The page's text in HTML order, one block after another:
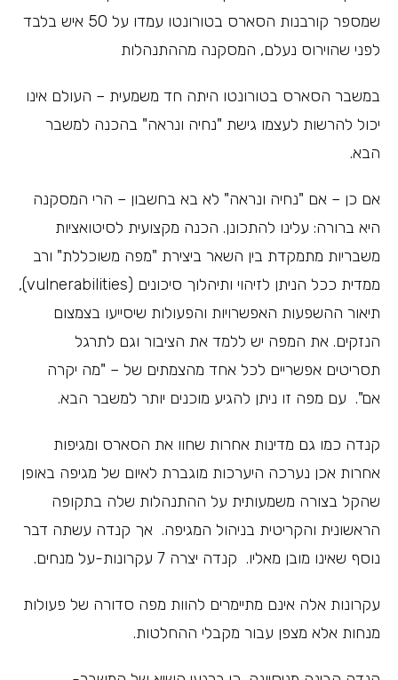
שמספר קורבנות הסארס בטורונטו עמדו על 50 איש בלבד
לפני שהוירוס נעלם, המסקנה מההתנהלות
במשבר הסארס בטורונטו היתה חד משמעית – העולם אינו
יכול להרשות לעצמו גישת "נחיה ונראה" בהכנה למשבר
הבא.
אם כן – אם "נחיה ונראה" לא בא בחשבון – הרי המסקנה
היא ברורה: עלינו להתכונן. הכנה מקצועית לסיטואציות
משבריות מתמקדת בין השאר ביצירת "מפה משוכללת" ורב
ממדית ככל הניתן לזיהוי ותיהלוך סיכונים (vulnerabilities),
תיאור ההשפעות האפשרויות והפעולות שיסייעו בצמצום
הנזקים. את המפה יש ללמד את הציבור וגם לתרגל
תסריטים אפשריים לכל אחד מהצמתים של – "מה יקרה
אם". עם מפה זו ניתן להגיע מוכנים יותר למשבר הבא.
קנדה כמו גם מדינות אחרות שחוו את הסארס ומגיפות
אחרות אכן נערכה היערכות מוגברת לאיום של מגיפה באופן
שהקל בצורה משמעותית על ההתנהלות שלה בתקופה
הראשונית והקריטית בניהול המגיפה. אך קנדה עשתה דבר
נוסף שאינו מובן מאליו. קנדה יצרה 7 עקרונות-על מנחים.
עקרונות אלה אינם מתיימרים להוות מפה סדורה של פעולות
מנחות אלא מצפן עבור מקבלי ההחלטות.